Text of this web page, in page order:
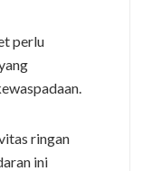
perlu
ringan
ini